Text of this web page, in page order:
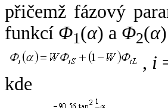
přičemž fázový
funkcí Φ1(α) a Φ2(α
, i
kde